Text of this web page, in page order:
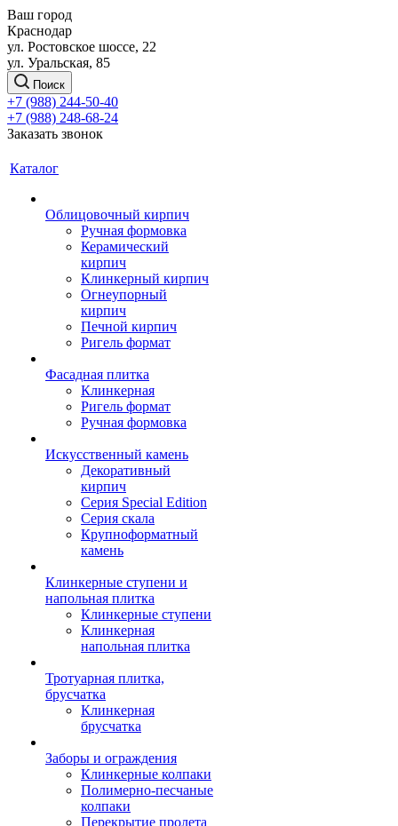
Ваш город
Краснодар
ул. Ростовское шоссе, 22
ул. Уральская, 85
Поиск
+7 (988) 244-50-40
+7 (988) 248-68-24
Заказать звонок
Каталог
Облицовочный кирпич
Ручная формовка
Керамический
кирпич
Клинкерный кирпич
Огнеупорный
кирпич
Печной кирпич
Ригель формат
Фасадная плитка
Клинкерная
Ригель формат
Ручная формовка
Искусственный камень
Декоративный
кирпич
Серия Special Edition
Серия скала
Крупноформатный
камень
Клинкерные ступени и
напольная плитка
Клинкерные ступени
Клинкерная
напольная плитка
Тротуарная плитка,
брусчатка
Клинкерная
брусчатка
Заборы и ограждения
Клинкерные колпаки
Полимерно-песчаные
колпаки
Перекрытие пролета